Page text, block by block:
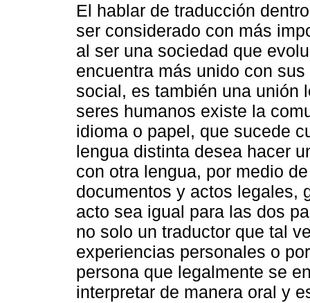
El hablar de traducción
ser considerado con más
al ser una sociedad que
encuentra más unido con
social, es también una unión
seres humanos existe la
idioma o papel, que sucede
lengua distinta desea hacer
con otra lengua, por medio
documentos y actos legales,
acto sea igual para las dos
no solo un traductor que tal
experiencias personales o
persona que legalmente se
interpretar de manera oral y